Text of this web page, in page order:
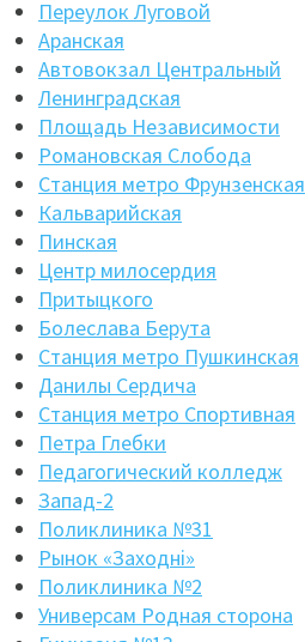
Переулок Луговой
Аранская
Автовокзал Центральный
Ленинградская
Площадь Независимости
Романовская Слобода
Станция метро Фрунзенская
Кальварийская
Пинская
Центр милосердия
Притыцкого
Болеслава Берута
Станция метро Пушкинская
Данилы Сердича
Станция метро Спортивная
Петра Глебки
Педагогический колледж
Запад-2
Поликлиника №31
Рынок «Заходнi»
Поликлиника №2
Универсам Родная сторона